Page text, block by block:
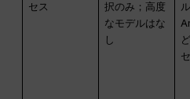
セス
択のみ；高度
なモデルはな
し